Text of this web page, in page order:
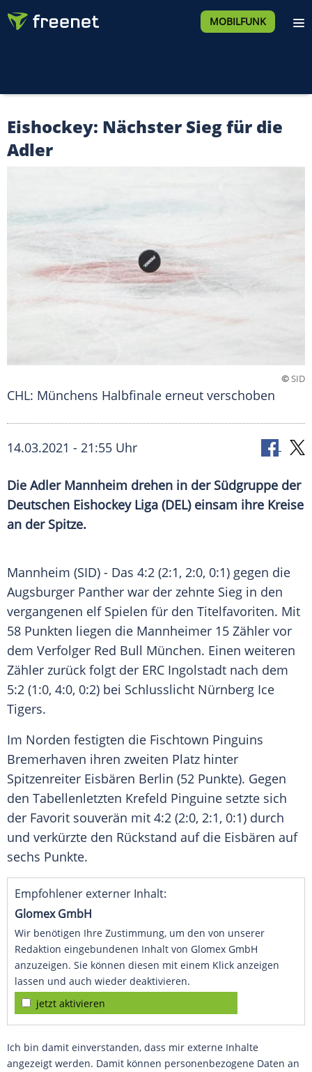
MOBILFUNK
Eishockey: Nächster Sieg für die
Adler
©SID
CHL: Münchens Halbfinale erneut verschoben
14.03.2021 - 21:55 Uhr
Die Adler Mannheim drehen in der Südgruppe der
Deutschen EishockeyLiga (DEL) einsam ihre Kreise
an der Spitze.
Mannheim (SID) - Das 4:2 (2:1, 2:0, 0:1) gegen die
Augsburger Panther war der zehnte Sieg in den
vergangenen elf Spielen für den Titelfavoriten. Mit
58 Punkten liegen die Mannheimer 15 Zähler vor
dem Verfolger Red Bull München. Einen weiteren
Zähler zurück folgt der ERC Ingolstadt nach dem
5:2 (1:0, 4:0, 0:2) bei Schlusslicht Nürnberg Ice
Tigers.
Im Norden festigten die Fischtown Pinguins
Bremerhaven ihren zweiten Platz hinter
Spitzenreiter Eisbären Berlin (52 Punkte). Gegen
den Tabellenletzten Krefeld Pinguine setzte sich
der Favorit souverän mit 4:2 (2:0, 2:1, 0:1) durch
und verkürzte den Rückstand auf die Eisbären auf
sechs Punkte.
Empfohlener externer Inhalt:
Glomex GmbH
Wir benötigen Ihre Zustimmung, um den von unserer
Redaktion eingebundenen Inhalt von Glomex GmbH
anzuzeigen. Sie können diesen mit einem Klick anzeigen
lassen und auch wieder deaktivieren.
jetzt aktivieren
Ich bin damit einverstanden, dass mir externe Inhalte
angezeigt werden. Damit können personenbezogene Daten an